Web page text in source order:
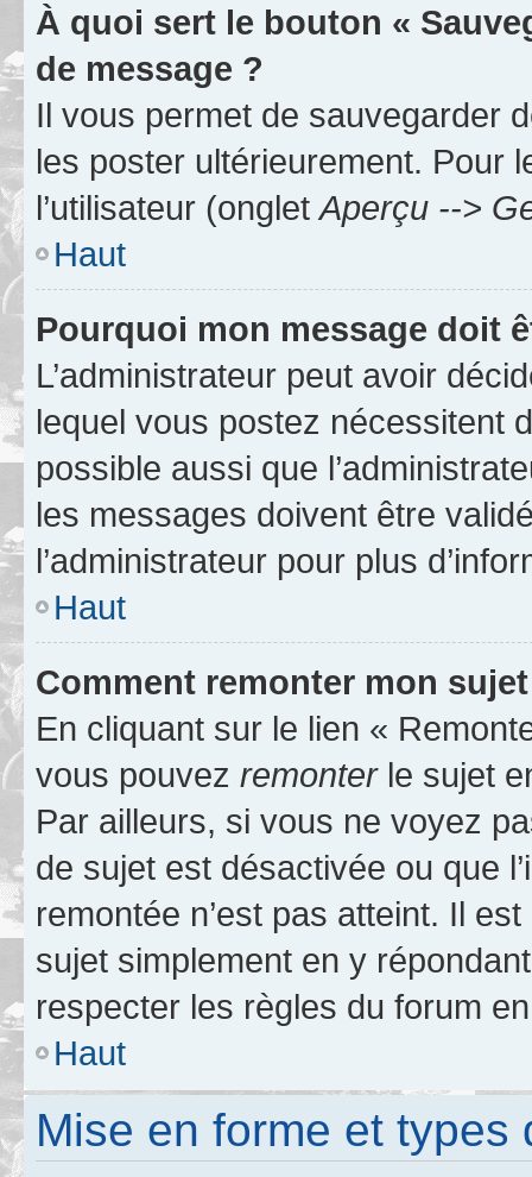
À quoi sert le bouton «
de message ?
Il vous permet de sauvegarder
les poster ultérieurement. Pour
l’utilisateur (ongletAperçu -->
Haut
Pourquoi mon message doit
L’administrateur peut avoir
lequel vous postez nécessitent
possible aussi que
les messages doivent être
l’administrateur pour plus
Haut
Comment remonter mon
En cliquant sur le lien «
vous pouvez remonterle sujet
Par ailleurs, si vous ne voyez
de sujet est désactivée ou que
remontée n’est pas atteint. Il
sujet simplement en y
respecter les règles du forum
Haut
Mise en forme et types